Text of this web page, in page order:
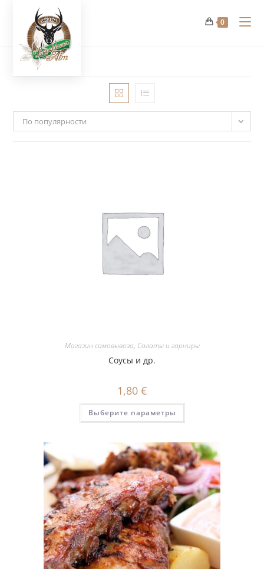
содержимому
0
По популярности
Магазин самовывоза, Салаты и гарниры
Соусы и др.
1,80 €
Выберите параметры
Этот
имеет
Опции
можно
выбрать
на
странице
товара.